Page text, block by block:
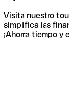
Visita nuestro
simplifica las
¡Ahorra tiempo y